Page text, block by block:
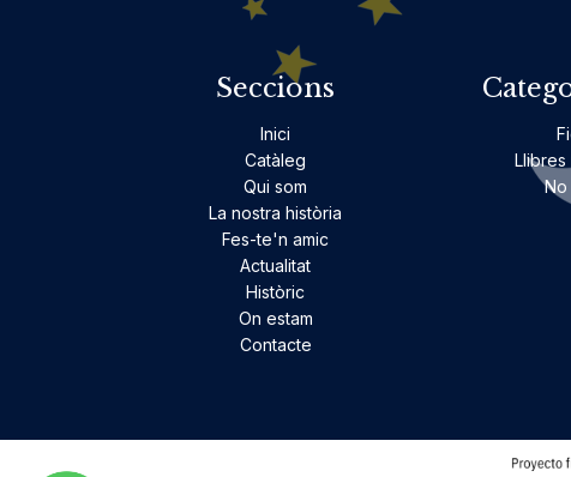
Seccions
Inici
Catàleg
Qui som
La nostra història
Fes-te'n amic
Actualitat
Històric
On estam
Contacte
Llibres